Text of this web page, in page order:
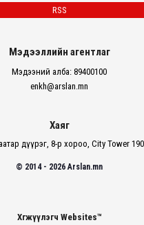
RSS
Мэдээллийн агентлаг
Мэдээний алба: 89400100
enkh@arslan.mn
Хаяг
дүүрэг, 8-р хороо, City Tower
© 2014 - 2026 Arslan.mn
Хөгжүүлэгч Websites™